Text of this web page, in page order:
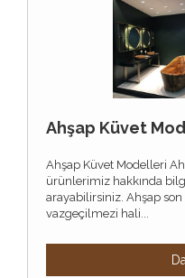
Ahşap Küvet
Ahşap Küvet Modelleri
ürünlerimiz hakkında
arayabilirsiniz. Ahşap son
vazgeçilmezi hali...